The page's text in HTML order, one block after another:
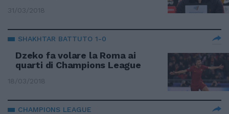
31/03/2018
SHAKHTAR BATTUTO 1-0
Dzeko fa volare la Roma ai
quarti di Champions League
18/03/2018
CHAMPIONS LEAGUE